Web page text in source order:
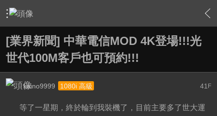
› 綜合討論區 › 台灣UHD TV發展討論區 › 內容
[業界新聞] 中華電信MOD 4K登場!!!光
世代100M客戶也可預約!!!
41 F
kaino9999 1080i 高級
等了一星期，終於輪到我裝機了，目前主要多了世大運